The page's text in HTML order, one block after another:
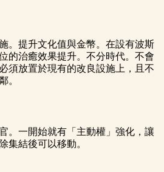
。提升文化值與金幣。在設有波斯
的治癒效果提升。不分時代。不會
須放置於現有的改良設施上，且不
。
。一開始就有「主動權」強化，讓
集結後可以移動。